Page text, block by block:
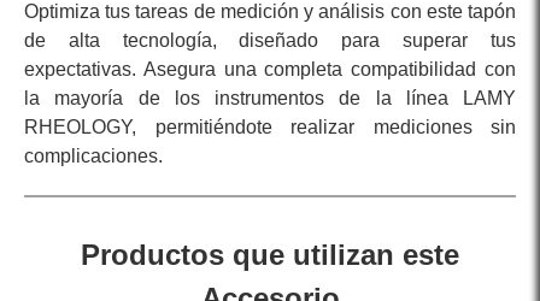
Optimiza tus tareas de medición y análisis con este tapón
de alta tecnología, diseñado para superar tus
expectativas. Asegura una completa compatibilidad con
la mayoría de los instrumentos de la línea LAMY
RHEOLOGY, permitiéndote realizar mediciones sin
complicaciones.
Productos que utilizan este